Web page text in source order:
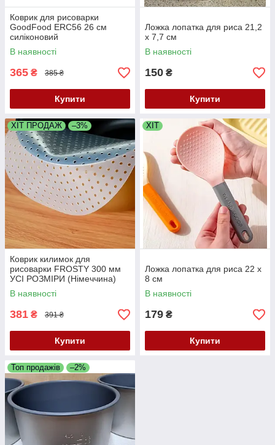
Коврик для рисоварки
GoodFood ERC56 26 см
силіконовий
В наявності
365 ₴ 385 ₴
Купити
Ложка лопатка для риса 21,2
х 7,7 см
В наявності
150 ₴
Купити
ХІТ ПРОДАЖ –3%
Коврик килимок для
рисоварки FROSTY 300 мм
УСІ РОЗМІРИ (Німеччина)
В наявності
381 ₴ 391 ₴
Купити
ХІТ
Ложка лопатка для риса 22 х
8 см
В наявності
179 ₴
Купити
Топ продажів –2%